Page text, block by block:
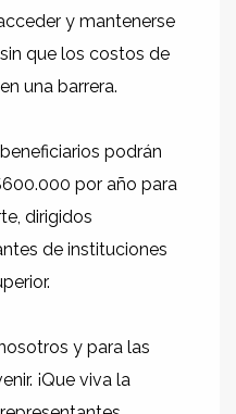
y mantenerse
que los costos de
una barrera.
podrán
por año para
dirigidos
de instituciones
y para las
¡Que viva la